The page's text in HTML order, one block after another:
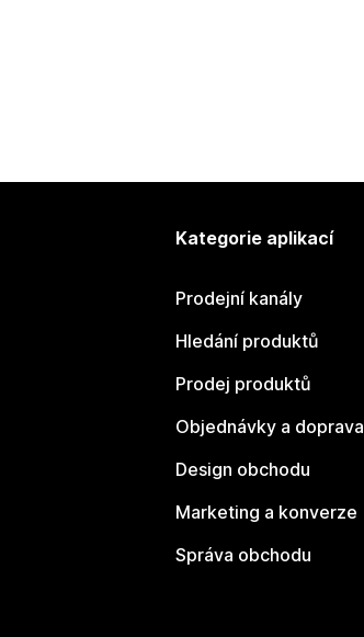
Kategorie aplikací
Prodejní kanály
Hledání produktů
Prodej produktů
Objednávky a doprava
Design obchodu
Marketing a konverze
Správa obchodu